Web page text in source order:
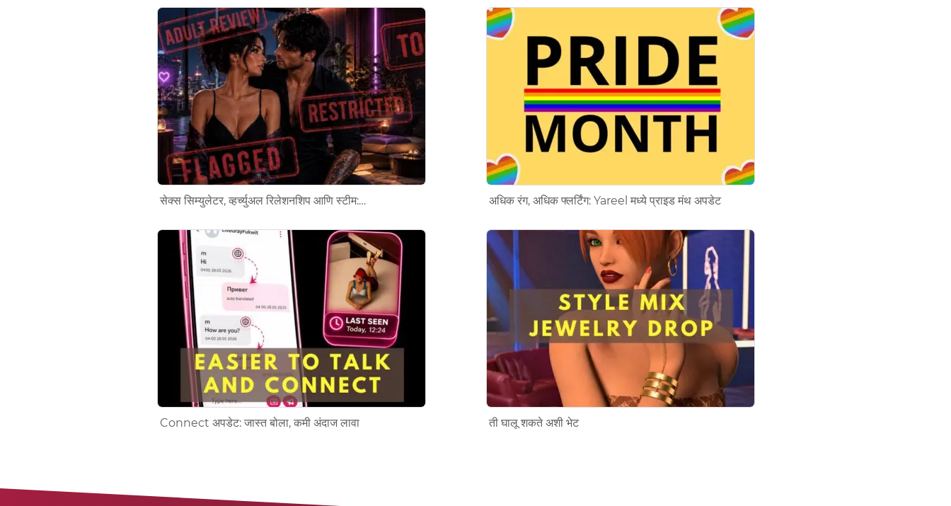
सेक्स सिम्युलेटर, व्हर्च्युअल रिलेशनशिप आणि स्टीम:… अधिक रंग, अधिक फ्लर्टिंग: Yareel मध्ये प्राइड मंथ अपडेट
Connect अपडेट: जास्त बोला, कमी अंदाज लावा ती घालू शकते अशी भेट